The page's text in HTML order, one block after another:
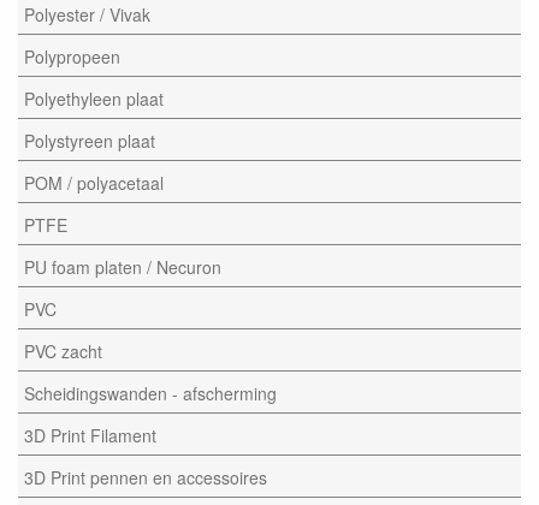
Polyester / Vivak
Polypropeen
Polyethyleen plaat
Polystyreen plaat
POM / polyacetaal
PTFE
PU foam platen / Necuron
PVC
PVC zacht
Scheidingswanden - afscherming
3D Print Filament
3D Print pennen en accessoires